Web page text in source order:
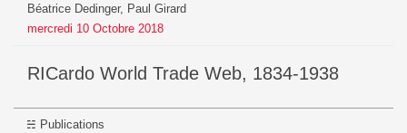
Béatrice Dedinger, Paul Girard
mercredi 10 Octobre 2018
RICardo World Trade Web, 1834-1938
Publications